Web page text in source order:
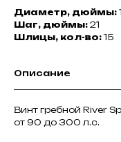
Диаметр, дюймы:
Шаг, дюймы: 21
Шлицы, кол-во: 15
Описание
Винт гребной River
от 90 до 300 л.с.